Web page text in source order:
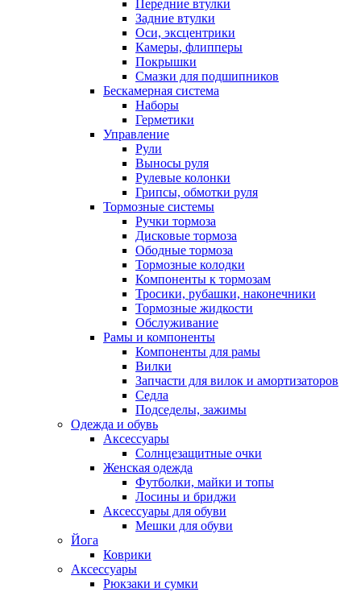
Передние втулки
Задние втулки
Оси, эксцентрики
Камеры, флипперы
Покрышки
Смазки для подшипников
Бескамерная система
Наборы
Герметики
Управление
Рули
Выносы руля
Рулевые колонки
Грипсы, обмотки руля
Тормозные системы
Ручки тормоза
Дисковые тормоза
Ободные тормоза
Тормозные колодки
Компоненты к тормозам
Тросики, рубашки, наконечники
Тормозные жидкости
Обслуживание
Рамы и компоненты
Компоненты для рамы
Вилки
Запчасти для вилок и амортизаторов
Седла
Подседелы, зажимы
Одежда и обувь
Аксессуары
Солнцезащитные очки
Женская одежда
Футболки, майки и топы
Лосины и бриджи
Аксессуары для обуви
Мешки для обуви
Йога
Коврики
Аксессуары
Рюкзаки и сумки